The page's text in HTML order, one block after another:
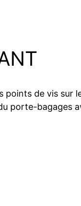
points de vis sur
porte-bagages